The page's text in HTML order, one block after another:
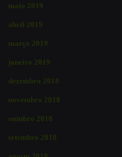
maio 2019
abril 2019
março 2019
janeiro 2019
dezembro 2018
novembro 2018
outubro 2018
setembro 2018